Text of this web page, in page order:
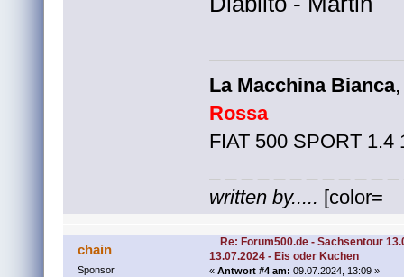
La Macchina Bianca
Rossa
FIAT 500 SPORT
written by..... [color=
chain
Sponsor
Re: Forum500.de - Sachsentour
13.07.2024 - Eis oder Kuchen
«Antwort #4 am: 09.07.2024, 13:09 »